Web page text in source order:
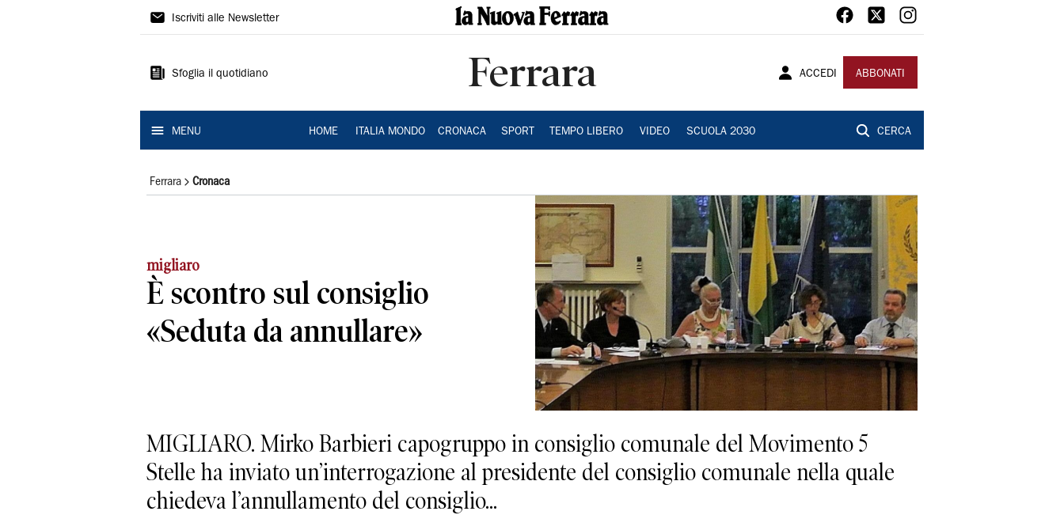
La
Ferrara
Iscriviti alle Newsletter
Sfoglia il quotidiano Ferrara ACCEDI ABBONATI
MENU HOME ITALIA MONDO CRONACA SPORT TEMPO LIBERO VIDEO SCUOLA 2030 CERCA
Ferrara Cronaca
migliaro
È scontro sul consiglio
«Seduta da annullare»
MIGLIARO. Mirko Barbieri capogruppo in consiglio comunale del Movimento 5
Stelle ha inviato un’interrogazione al presidente del consiglio comunale nella quale
chiedeva l’annullamento del consiglio...